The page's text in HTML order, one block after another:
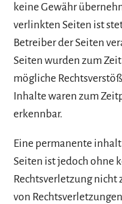
keine Gewähr
verlinkten Seiten ist
Betreiber der Seiten
Seiten wurden zum
mögliche
Inhalte waren zum
erkennbar.
Eine permanente
Seiten ist jedoch ohne
Rechtsverletzung nicht
von